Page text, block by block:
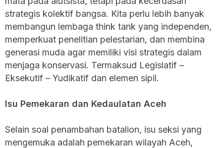
strategis kolektif bangsa. Kita perlu lebih banyak
membangun lembaga think tank yang independen,
memperkuat penelitian pelestarian, dan membina
generasi muda agar memiliki visi strategis dalam
menjaga konservasi. Termaksud Legislatif –
Eksekutif – Yudikatif dan elemen sipil.
Isu Pemekaran dan Kedaulatan Aceh
Selain soal penambahan batalion, isu seksi yang
mengemuka adalah pemekaran wilayah Aceh,